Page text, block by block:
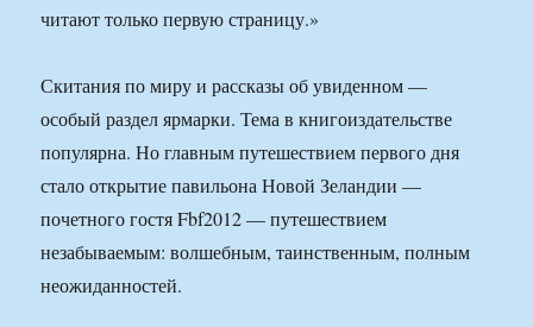
читают только первую страницу.»
Скитания по миру и рассказы об увиденном —
особый раздел ярмарки. Тема в книгоиздательстве
популярна. Но главным путешествием первого дня
стало открытие павильона Новой Зеландии —
почетного гостя Fbf2012 — путешествием
незабываемым: волшебным, таинственным, полным
неожиданностей.